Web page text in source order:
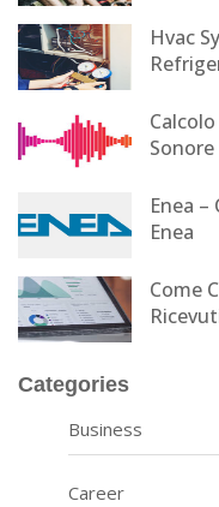
Hvac
Sonore
Enea –
Enea
Come
Categories
Business
Career